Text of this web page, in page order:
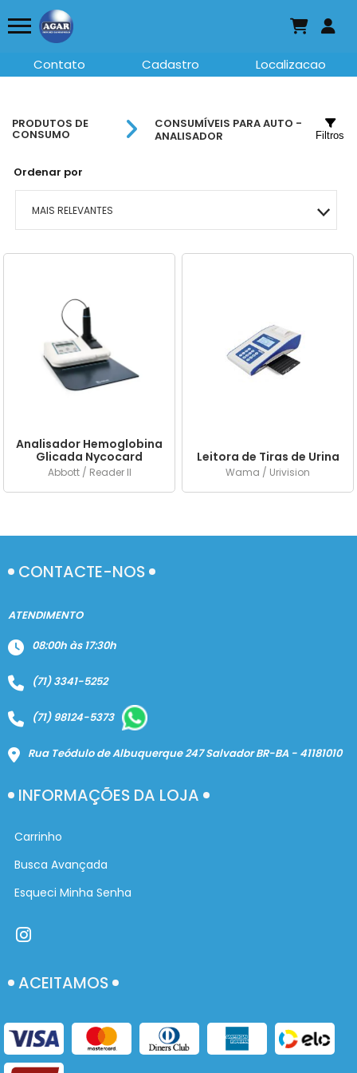
Contato Cadastro Localizacao
PRODUTOS DE
CONSUMO
CONSUMÍVEIS PARA AUTO -
ANALISADOR
Ordenar por
MAIS RELEVANTES
MAIS VENDIDOS
MAIOR PREÇO
A - Z
Filtros
Analisador Hemoglobina
Glicada Nycocard
Abbott / Reader II
Leitora de Tiras de Urina
Wama / Urivision
CONTACTE-NOS
ATENDIMENTO
08:00h às 17:30h
(71) 3341-5252
(71) 98124-5373
Rua Teódulo de Albuquerque 247 Salvador BR-BA - 41181010
INFORMAÇÕES DA LOJA
Carrinho
Busca Avançada
Esqueci Minha Senha
ACEITAMOS